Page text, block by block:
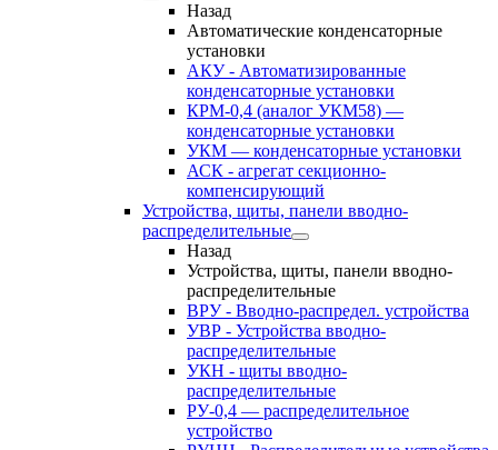
Назад
Автоматические конденсаторные
установки
АКУ - Автоматизированные
конденсаторные установки
КРМ-0,4 (аналог УКМ58) —
конденсаторные установки
УКМ — конденсаторные установки
АСК - агрегат секционно-
компенсирующий
Устройства, щиты, панели вводно-
распределительные
Назад
Устройства, щиты, панели вводно-
распределительные
ВРУ - Вводно-распредел. устройства
УВР - Устройства вводно-
распределительные
УКН - щиты вводно-
распределительные
РУ-0,4 — распределительное
устройство